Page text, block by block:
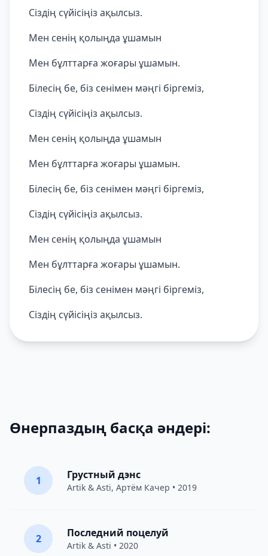
Сіздің сүйісіңіз ақылсыз.
Мен сенің қолыңда ұшамын
Мен бұлттарға жоғары ұшамын.
Білесің бе, біз сенімен мәңгі біргеміз,
Сіздің сүйісіңіз ақылсыз.
Мен сенің қолыңда ұшамын
Мен бұлттарға жоғары ұшамын.
Білесің бе, біз сенімен мәңгі біргеміз,
Сіздің сүйісіңіз ақылсыз.
Мен сенің қолыңда ұшамын
Мен бұлттарға жоғары ұшамын.
Білесің бе, біз сенімен мәңгі біргеміз,
Сіздің сүйісіңіз ақылсыз.
Өнерпаздың басқа әндері:
1 Грустный дэнс
Artik & Asti, Артём Качер • 2019
2 Последний поцелуй
Artik & Asti • 2020